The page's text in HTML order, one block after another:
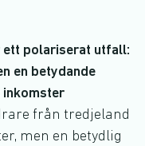
polariserat utfall:
en betydande
inkomster
från tredjeland
men en betydlig